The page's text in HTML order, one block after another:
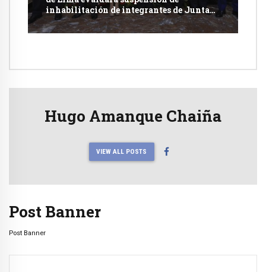
inhabilitación de integrantes de Junta
Nacional de Justicia
Hugo Amanque Chaiña
VIEW ALL POSTS
Post Banner
Post Banner